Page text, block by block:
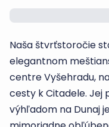
Naša štvrťstoročie
elegantnom
centre Vyšehradu,
cesty k Citadele. Jej
výhľadom na Dunaj